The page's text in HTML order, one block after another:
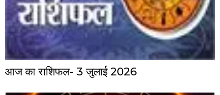
आज का राशिफल- 3 जुलाई 2026